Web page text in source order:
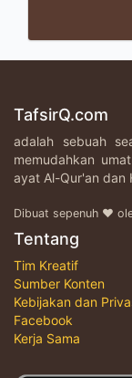
TafsirQ.com
adalah sebuah
memudahkan
ayat Al-Qur'an dan
Dibuat sepenuh ♥
Tentang
Tim Kreatif
Sumber Konten
Kebijakan dan
Facebook
Kerja Sama